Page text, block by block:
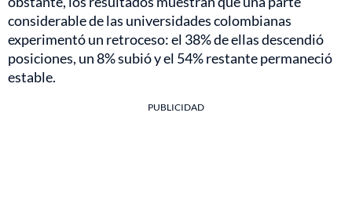
considerable de las universidades colombianas
experimentó un retroceso: el 38% de ellas descendió
posiciones, un 8% subió y el 54% restante permaneció
estable.
PUBLICIDAD